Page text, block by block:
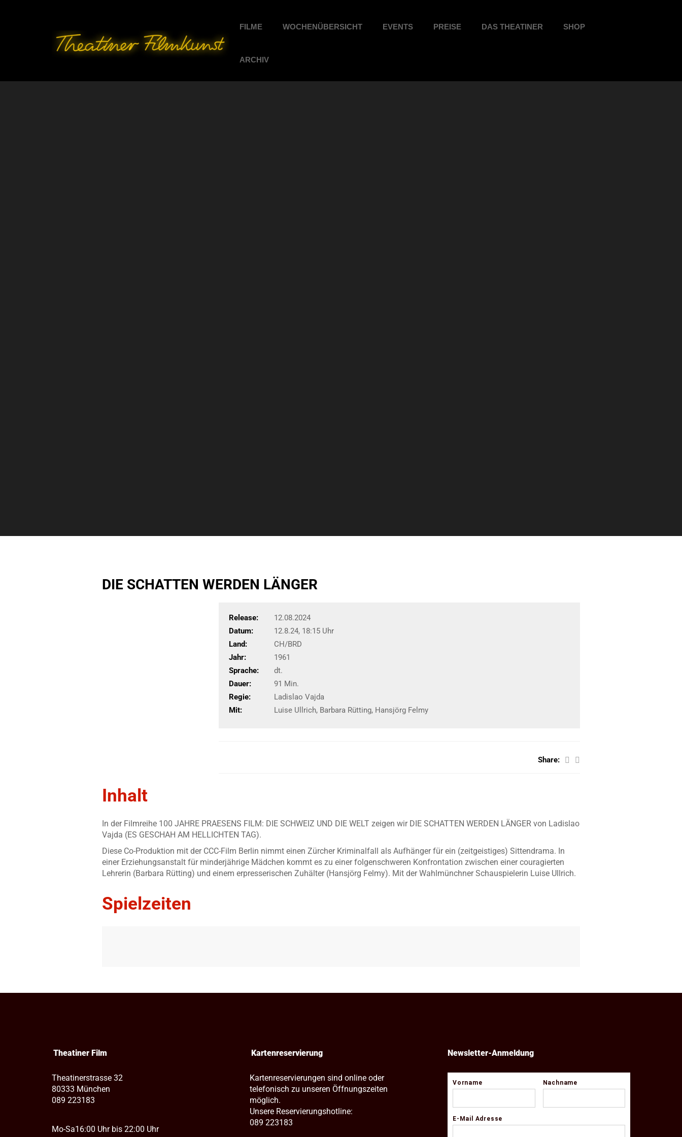
FILME WOCHENÜBERSICHT EVENTS PREISE DAS THEATINER SHOP
ARCHIV
DIE SCHATTEN WERDEN LÄNGER
Release:
12.08.2024
Datum:
12.8.24, 18:15 Uhr
Land:
CH/BRD
Jahr:
1961
Sprache:
dt.
Dauer:
91 Min.
Regie:
Ladislao Vajda
Mit:
Luise Ullrich, Barbara Rütting, Hansjörg Felmy
Share:
Inhalt
In der Filmreihe 100 JAHRE PRAESENS FILM: DIE SCHWEIZ UND DIE WELT zeigen wir DIE SCHATTEN WERDEN LÄNGER von Ladislao
Vajda (ES GESCHAH AM HELLICHTEN TAG).
Diese Co-Produktion mit der CCC-Film Berlin nimmt einen Zürcher Kriminalfall als Aufhänger für ein (zeitgeistiges) Sittendrama. In
einer Erziehungsanstalt für minderjährige Mädchen kommt es zu einer folgenschweren Konfrontation zwischen einer couragierten
Lehrerin (Barbara Rütting) und einem erpresserischen Zuhälter (Hansjörg Felmy). Mit der Wahlmünchner Schauspielerin Luise Ullrich.
Spielzeiten
Theatiner Film
Theatinerstrasse 32
80333 München
089 223183
Mo-Sa16:00 Uhr bis 22:00 Uhr
Kartenreservierung
Kartenreservierungen sind online oder
telefonisch zu unseren Öffnungszeiten
möglich.
Unsere Reservierungshotline:
089 223183
Newsletter-Anmeldung